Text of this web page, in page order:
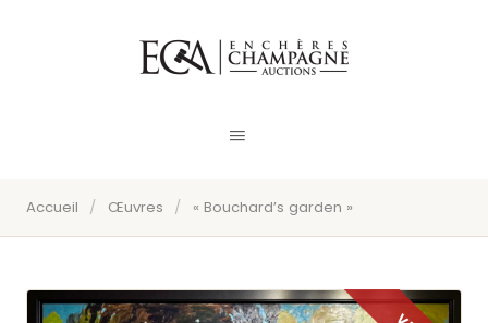
Accueil / Œuvres / « Bouchard’s garden »